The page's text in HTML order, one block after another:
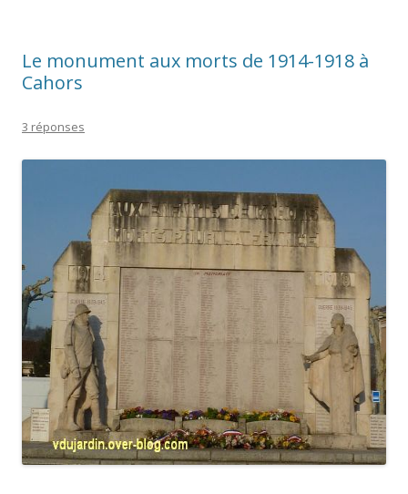
Le monument aux morts de 1914-1918 à
Cahors
3 réponses